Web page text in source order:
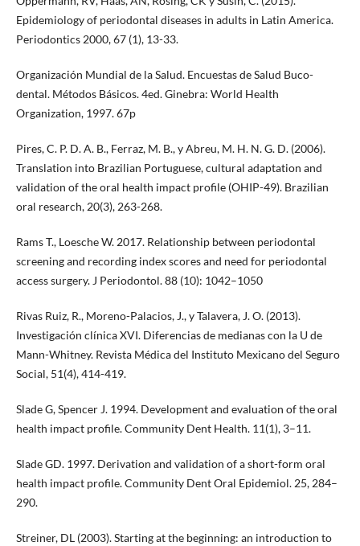
Epidemiology of periodontal diseases in adults in Latin America.
Periodontics 2000, 67 (1), 13-33.
Organización Mundial de la Salud. Encuestas de Salud Buco-
dental. Métodos Básicos. 4ed. Ginebra: World Health
Organization, 1997. 67p
Pires, C. P. D. A. B., Ferraz, M. B., y Abreu, M. H. N. G. D. (2006).
Translation into Brazilian Portuguese, cultural adaptation and
validation of the oral health impact profile (OHIP-49). Brazilian
oral research, 20(3), 263-268.
Rams T., Loesche W. 2017. Relationship between periodontal
screening and recording index scores and need for periodontal
access surgery. J Periodontol. 88 (10): 1042–1050
Rivas Ruiz, R., Moreno-Palacios, J., y Talavera, J. O. (2013).
Investigación clínica XVI. Diferencias de medianas con la U de
Mann-Whitney. Revista Médica del Instituto Mexicano del Seguro
Social, 51(4), 414-419.
Slade G, Spencer J. 1994. Development and evaluation of the oral
health impact profile. Community Dent Health. 11(1), 3–11.
Slade GD. 1997. Derivation and validation of a short-form oral
health impact profile. Community Dent Oral Epidemiol. 25, 284–
290.
Streiner, DL (2003). Starting at the beginning: an introduction to